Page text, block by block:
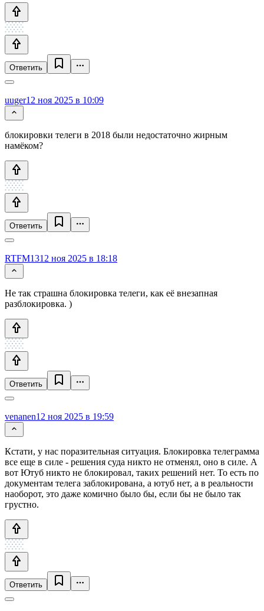
Ответить
uuger12 ноя 2025 в 10:09
блокировки телеги в 2018 были недостаточно жирным
намёком?
Ответить
RTFM1312 ноя 2025 в 18:18
Не так страшна блокировка телеги, как её внезапная
разблокировка. )
Ответить
venanen12 ноя 2025 в 19:59
Кстати, у нас поразительная ситуация. Блокировка телеграмма
все еще в силе - решения суда никто не отменял, оно в силе. А
вот Ютуб никто не блокировал, таких решений нет. То есть по
документам телега заблокирована, а ютуб нет, а в реальности
наоборот, это даже комично было бы, если бы не было так
грустно.
Ответить